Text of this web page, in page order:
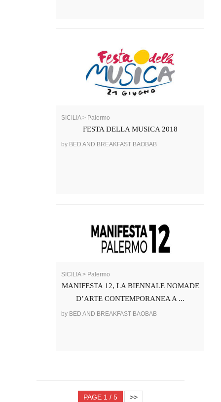
SICILIA > Palermo
FESTA DELLA MUSICA 2018
by BED AND BREAKFAST BAOBAB
SICILIA > Palermo
MANIFESTA 12, LA BIENNALE NOMADE
D’ARTE CONTEMPORANEA A ...
by BED AND BREAKFAST BAOBAB
PAGE 1 / 5 >>